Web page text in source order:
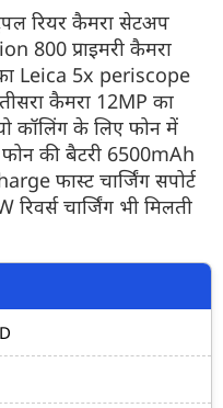
रियर कैमरा सेटअप
800 प्राइमरी कैमरा
Leica 5x periscope
कैमरा 12MP का
कॉलिंग के लिए फोन में
फोन की बैटरी 6500mAh
फास्ट चार्जिंग सपोर्ट
चार्जिंग भी मिलती